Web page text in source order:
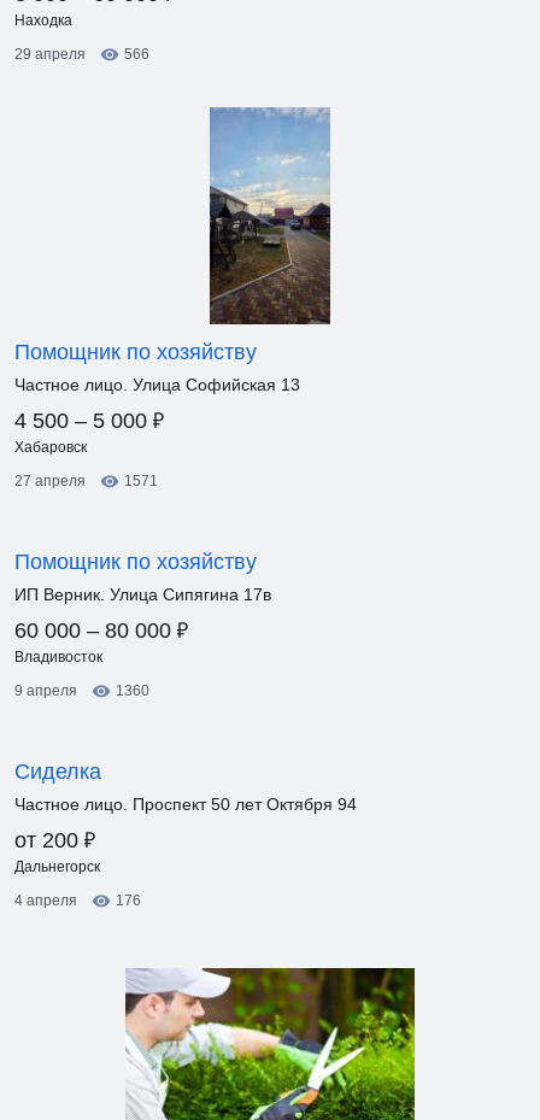
Находка
29 апреля
566
Помощник по хозяйству
Частное лицо. Улица Софийская 13
4 500 – 5 000 ₽
Хабаровск
27 апреля
1571
Помощник по хозяйству
ИП Верник. Улица Сипягина 17в
60 000 – 80 000 ₽
Владивосток
9 апреля
1360
Сиделка
Частное лицо. Проспект 50 лет Октября 94
от 200 ₽
Дальнегорск
4 апреля
176